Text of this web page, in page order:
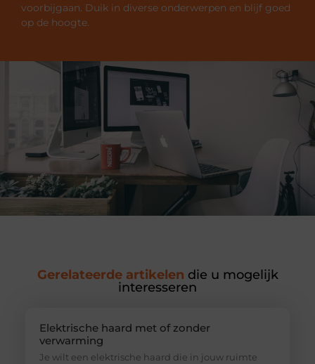
voorbijgaan. Duik in diverse onderwerpen en blijf goed
op de hoogte.
Gerelateerde artikelen die u mogelijk
interesseren
Elektrische haard met of zonder
verwarming
Je wilt een elektrische haard die in jouw ruimte